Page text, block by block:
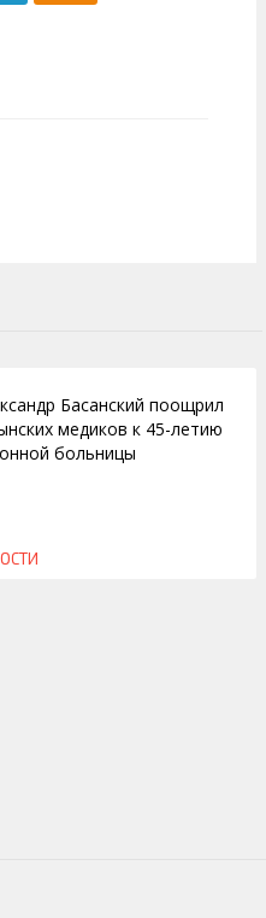
Басанский поощрил
медиков к 45-летию
больницы